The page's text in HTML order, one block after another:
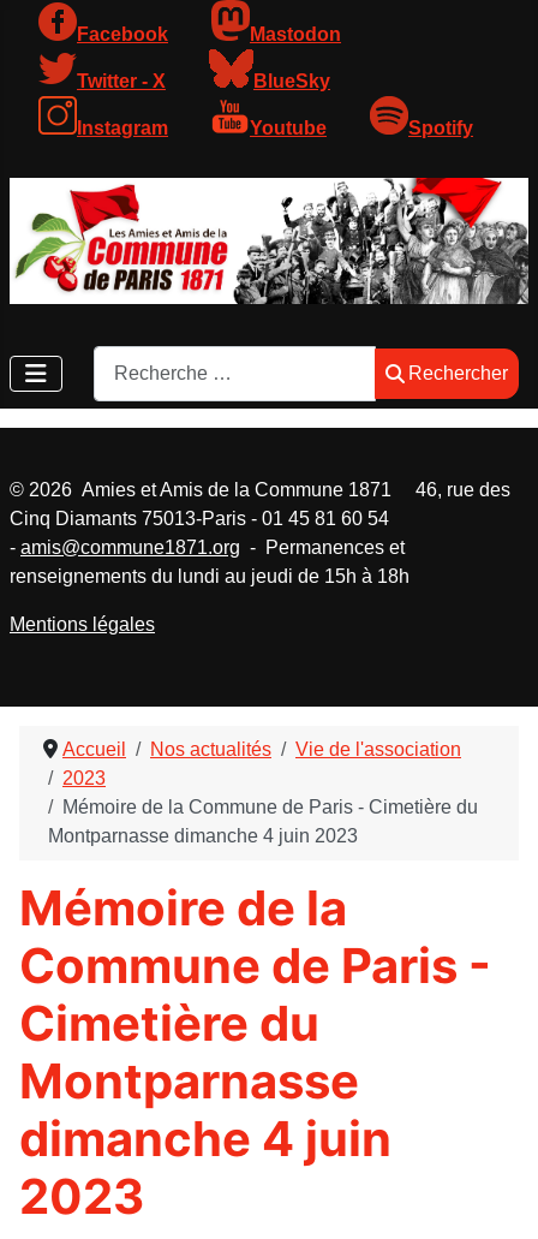
Facebook Mastodon
Twitter - X BlueSky
Instagram Youtube Spotify
Rechercher
Rechercher
Accueil Nos actualités
Vie de l'association
2023
Mémoire de la Commune de Paris - Cimetière du
Montparnasse dimanche 4 juin 2023
Mémoire de la
Commune de Paris -
Cimetière du
Montparnasse
dimanche 4 juin
2023
© 2026 Amies et Amis de la Commune 1871 46, rue des
Cinq Diamants 75013-Paris - 01 45 81 60 54
- amis@commune1871.org - Permanences et
renseignements du lundi au jeudi de 15h à 18h
Mentions légales